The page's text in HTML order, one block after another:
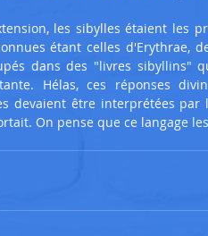
les sibylles étaient les
étant celles d'Erythrae,
dans des "livres sibyllins"
Hélas, ces réponses
devaient être interprétées par
On pense que ce langage